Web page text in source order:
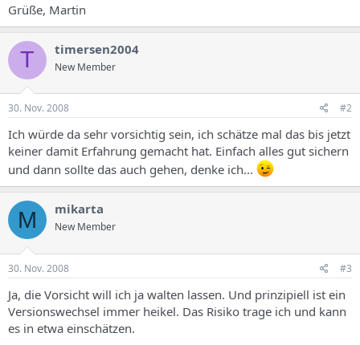
Grüße, Martin
T timersen2004
New Member
30. Nov. 2008 #2
Ich würde da sehr vorsichtig sein, ich schätze mal das bis jetzt
keiner damit Erfahrung gemacht hat. Einfach alles gut sichern
und dann sollte das auch gehen, denke ich...
M mikarta
New Member
30. Nov. 2008 #3
Ja, die Vorsicht will ich ja walten lassen. Und prinzipiell ist ein
Versionswechsel immer heikel. Das Risiko trage ich und kann
es in etwa einschätzen.